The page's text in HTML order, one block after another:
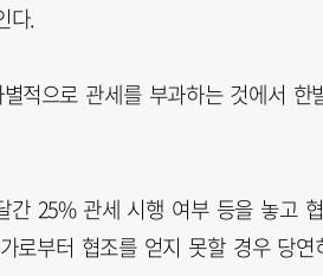
다.
적으로 관세를 부과하는 것에서
간 25% 관세 시행 여부 등을 놓고
로부터 협조를 얻지 못할 경우 당